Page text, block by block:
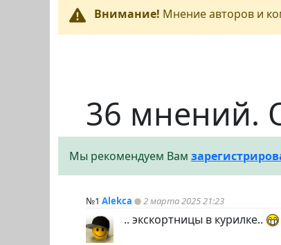
Внимание! Мнение авторов и
36 мнений.
Мы рекомендуем Вам
№1 Alekca 2 марта 2025 21:23
.. экскортницы в курилке..